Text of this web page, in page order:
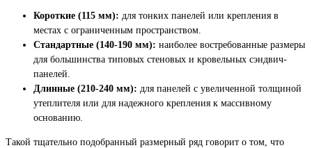
Короткие (115 мм): для тонких панелей или крепления в
местах с ограниченным пространством.
Стандартные (140-190 мм): наиболее востребованные размеры
для большинства типовых стеновых и кровельных сэндвич-
панелей.
Длинные (210-240 мм): для панелей с увеличенной толщиной
утеплителя или для надежного крепления к массивному
основанию.
Такой тщательно подобранный размерный ряд говорит о том, что